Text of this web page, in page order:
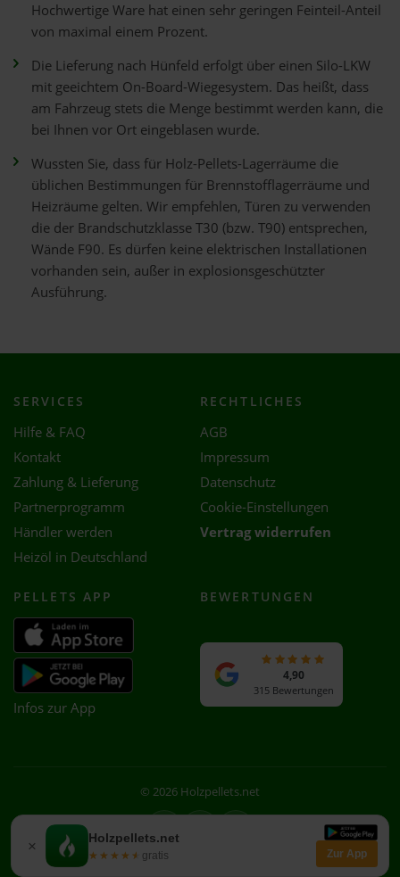
Hochwertige Ware hat einen sehr geringen Feinteil-Anteil
von maximal einem Prozent.
Die Lieferung nach Hünfeld erfolgt über einen Silo-LKW
mit geeichtem On-Board-Wiegesystem. Das heißt, dass
am Fahrzeug stets die Menge bestimmt werden kann, die
bei Ihnen vor Ort eingeblasen wurde.
Wussten Sie, dass für Holz-Pellets-Lagerräume die
üblichen Bestimmungen für Brennstofflagerräume und
Heizräume gelten. Wir empfehlen, Türen zu verwenden
die der Brandschutzklasse T30 (bzw. T90) entsprechen,
Wände F90. Es dürfen keine elektrischen Installationen
vorhanden sein, außer in explosionsgeschützter
Ausführung.
× Holzpellets.net
★★★★★
★★★★★ gratis Zur App
SERVICES
Hilfe & FAQ
Kontakt
Zahlung & Lieferung
Partnerprogramm
Händler werden
Heizöl in Deutschland
RECHTLICHES
AGB
Impressum
Datenschutz
Cookie-Einstellungen
Vertrag widerrufen
PELLETS APP
Infos zur App
BEWERTUNGEN
4,90
315 Bewertungen
© 2026 Holzpellets.net
Facebook